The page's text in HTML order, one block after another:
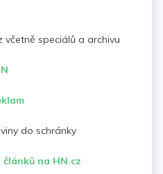
včetně speciálů a archivu
do schránky
na HN.cz